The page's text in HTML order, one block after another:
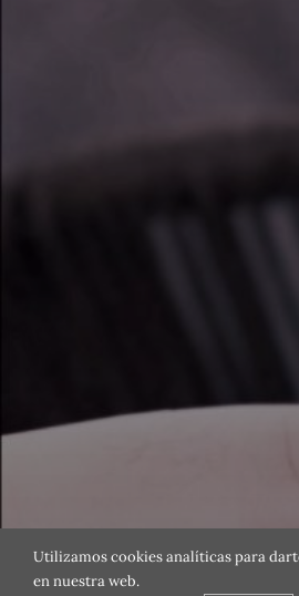
Utilizamos cookies analíticas para
en nuestra web.